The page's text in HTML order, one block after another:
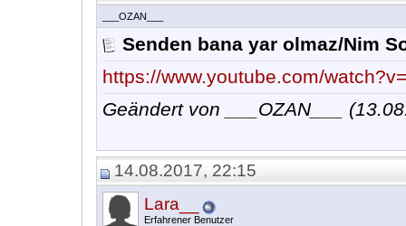
___OZAN___
Senden bana yar olmaz/Nim
https://www.youtube.com/
Geändert von ___OZAN___
14.08.2017, 22:15
Lara__
Erfahrener Benutzer